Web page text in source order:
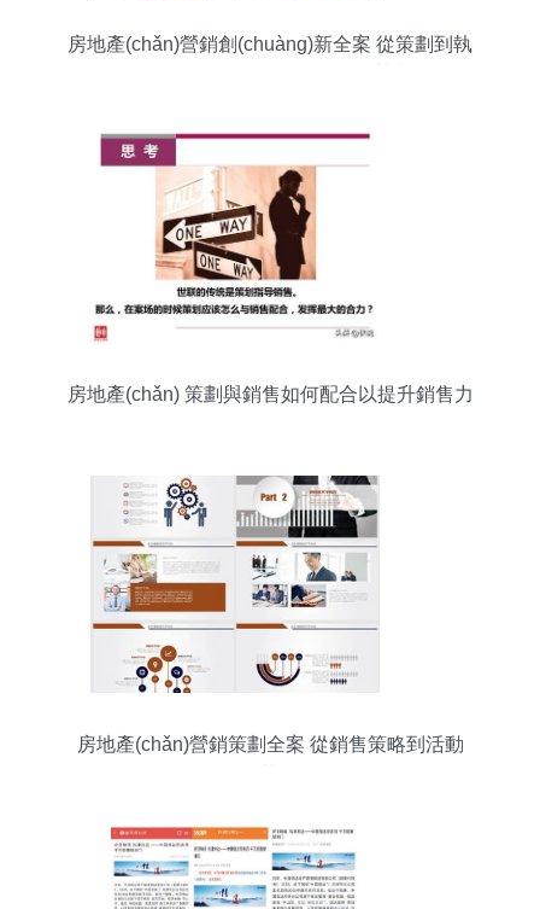
房地產(chǎn)營銷創(chuàng)新全案 從策劃到執
房地產(chǎn) 策劃與銷售如何配合以提升銷售力
房地產(chǎn)營銷策劃全案 從銷售策略到活動